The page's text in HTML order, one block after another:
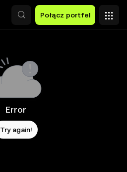
Połącz portfel
Error
Try again!